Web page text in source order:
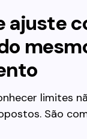
ajuste
limites
São